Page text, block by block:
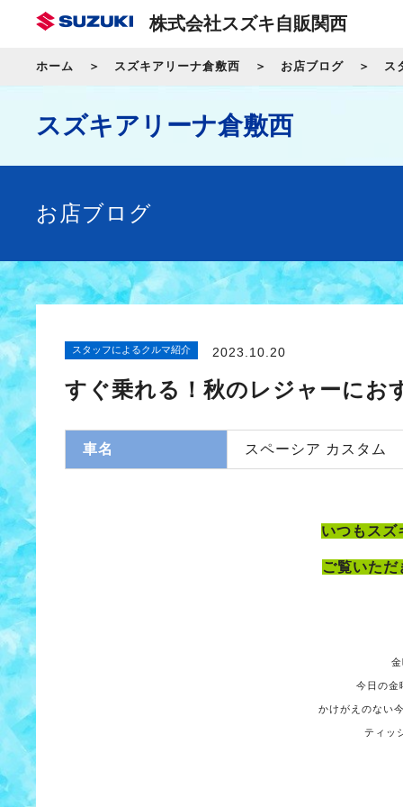
株式会社スズキ自販関西
ホーム スズキアリーナ倉敷西 お店ブログ ス
スズキアリーナ倉敷西
お店ブログ
スタッフによるクルマ紹介 2023.10.20
すぐ乗れる！秋のレジャーにお
車名 スペーシア カスタム
いつもスズ
ご覧いた
今日の金
かけがえのない
ティッ